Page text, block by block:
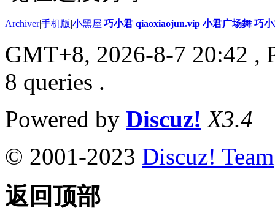
Archiver|手机版|小黑屋|巧小君 qiaoxiaojun.vip 小君广场舞 巧
GMT+8, 2026-8-7 20:42 ,
8 queries .
Powered by Discuz! X3.4
© 2001-2023 Discuz! Team
返回顶部